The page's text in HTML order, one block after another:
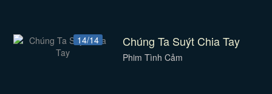
14/14 Chúng Ta Suýt Chia Tay
Phim Tình Cảm